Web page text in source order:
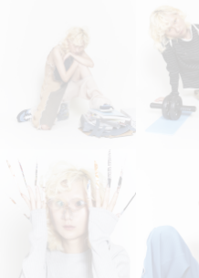
新規会員登録で
Summer Sale up